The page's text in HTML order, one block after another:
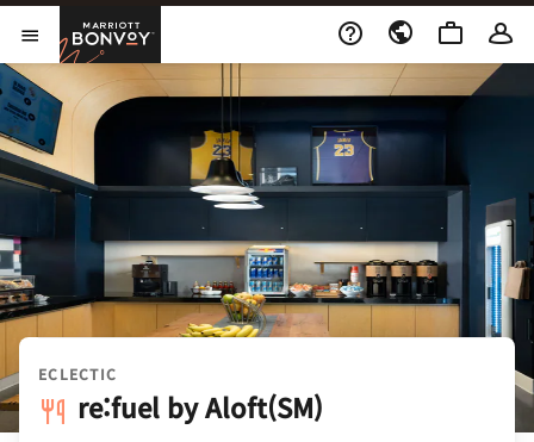
Skip to Content
메뉴 열기
Marriott Bonvoy
ECLECTIC
re:fuel by Aloft(SM)